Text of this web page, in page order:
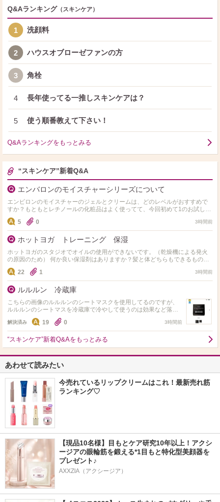
Q&Aランキング （スキンケア）
1 洗顔料
2 ハウスオブローゼファンの方
3 角栓
4 長年使ってる一推しスキンケアは？
5 使う順番教えて下さい！
Q&Aランキングをもっとみる
“スキンケア”新着Q&A
エンバロンのモイスチャーシリーズについて
エンビロンのモイスチャーのジェルとクリームは、どのレベルがおすすめで
すか？もともとレチノールの化粧品はよく使ってて、今回初めて1のお試しサ
イズを使ってみたのですが、効果がうっすらだったので、次に2…
5 0 3時間前
ホットヨガ トレーニング 保湿
ホットヨガのスタジオでオイルの使用ができないです。（乾燥機による発火
の原因のため） 何か良い保湿剤はありますか？髪と体どちらもできるものだ
と尚ありがたいです。
22 1 3時間前
ルルルン 冷蔵庫
こちらの画像のルルルンのシートマスクを使用してるのですが、
ルルルンのシートマスを冷蔵庫で冷やして使うのは効果など落ち
たりはしないですか？ また、ルルルンを冷蔵庫保管して使用して
る人はいますか？
解決済み 19 0 3時間前
“スキンケア”新着Q&Aをもっとみる
あわせて読みたい
今売れているリップクリームはこれ！最新売れ筋
ランキング♡
【現品10名様】目もとケア研究10年以上！アクシ
ージアの眼輪筋を鍛える*1目もと特化型美顔器を
プレゼント♪
AXXZIA（アクシージア）